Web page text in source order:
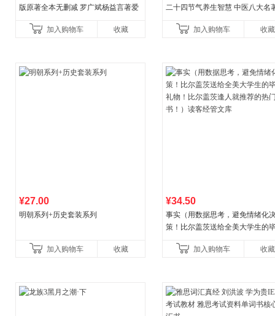
版原著全本无删减 罗广斌杨益言著爱
国青年出版社加入购物车 收藏
二十四节气养生智慧 中医八大名
加入购物车
收藏
¥27.00
明朝系列+历史套装系列
加入购物车 收藏
¥34.50
事实（用数据思考，避免情绪化
策！比尔盖茨送给全美大学生的
书！）读客经管文库
加入购物车 收藏